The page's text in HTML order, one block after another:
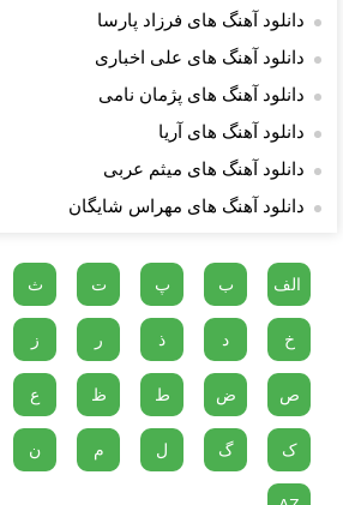
دانلود آهنگ های فرزاد پارسا
دانلود آهنگ های علی اخباری
دانلود آهنگ های پژمان نامی
دانلود آهنگ های آریا
دانلود آهنگ های میثم عربی
دانلود آهنگ های مهراس شایگان
الف ب پ ت ث
خ د ذ ر ز
ص ض ط ظ ع
ک گ ل م ن